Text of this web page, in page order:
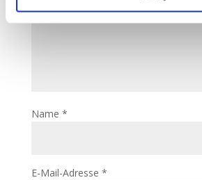
Name *
E-Mail-Adresse *